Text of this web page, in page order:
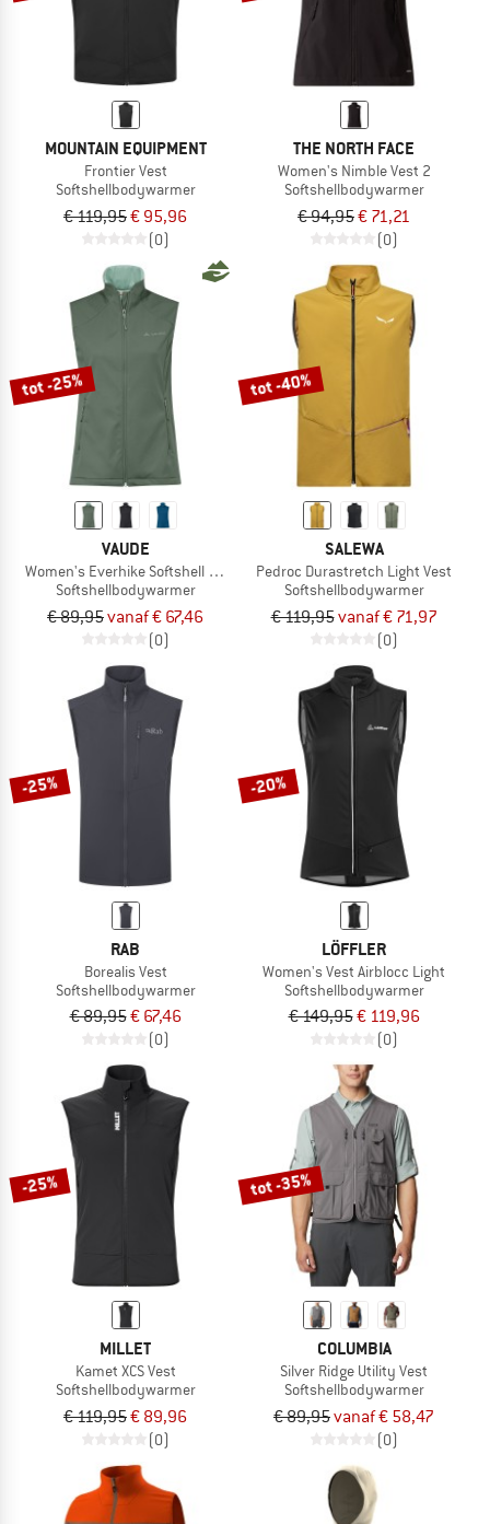
MOUNTAIN EQUIPMENT
Frontier Vest
Softshellbodywarmer
€ 119,95€ 95,96
(0)
THE NORTH FACE
Women's Nimble Vest 2
Softshellbodywarmer
€ 94,95€ 71,21
(0)
tot -25%
VAUDE
Women's Everhike Softshell Vest
Softshellbodywarmer
€ 89,95vanaf € 67,46
(0)
tot -40%
SALEWA
Pedroc Durastretch Light Vest
Softshellbodywarmer
€ 119,95vanaf € 71,97
(0)
-25%
RAB
Borealis Vest
Softshellbodywarmer
€ 89,95€ 67,46
(0)
-20%
LÖFFLER
Women's Vest Airblocc Light
Softshellbodywarmer
€ 149,95€ 119,96
(0)
-25%
MILLET
Kamet XCS Vest
Softshellbodywarmer
€ 119,95€ 89,96
(0)
tot -35%
COLUMBIA
Silver Ridge Utility Vest
Softshellbodywarmer
€ 89,95vanaf € 58,47
(0)